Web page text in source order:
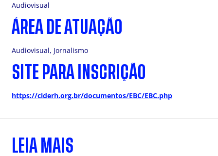
Audiovisual
ÁREA DE ATUAÇÃO
Audiovisual, Jornalismo
SITE PARA INSCRIÇÃO
https://ciderh.org.br/documentos/EBC/EBC.php
LEIA MAIS